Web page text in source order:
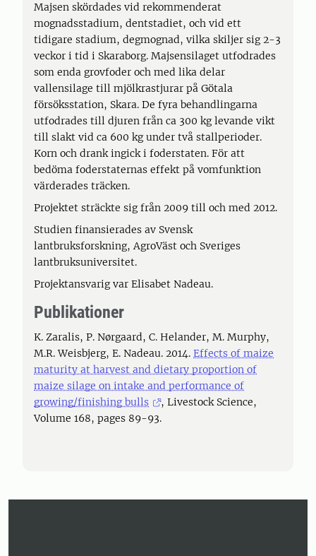
Majsen skördades vid rekommenderat
mognadsstadium, dentstadiet, och vid ett
tidigare stadium, degmognad, vilka skiljer sig 2-3
veckor i tid i Skaraborg. Majsensilaget utfodrades
som enda grovfoder och med lika delar
vallensilage till mjölkrastjurar på Götala
försöksstation, Skara. De fyra behandlingarna
utfodrades till djuren från ca 300 kg levande vikt
till slakt vid ca 600 kg under två stallperioder.
Korn och drank ingick i foderstaten. För att
bedöma foderstaternas effekt på vomfunktion
värderades träcken.
Projektet sträckte sig från 2009 till och med 2012.
Studien finansierades av Svensk
lantbruksforskning, AgroVäst och Sveriges
lantbruksuniversitet.
Projektansvarig var Elisabet Nadeau.
Publikationer
K. Zaralis, P. Nørgaard, C. Helander, M. Murphy,
M.R. Weisbjerg, E. Nadeau. 2014. Effects of maize
maturity at harvest and dietary proportion of
maize silage on intake and performance of
growing/finishing bulls
, Livestock Science,
Volume 168, pages 89-93.